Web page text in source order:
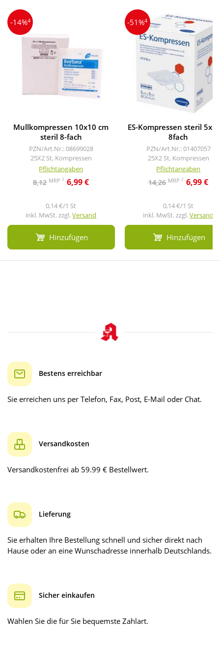
-14%4
Mullkompressen 10x10 cm
steril 8-fach
PZN/Art.Nr.: 08699028
25X2 St, Kompressen
Pflichtangaben
8,12 MRP2 6,99 €
0,14 €/1 St
inkl. MwSt. zzgl.Versand
Hinzufügen
-51%4
ES-Kompressen steril 5x5
8fach
PZN/Art.Nr.: 01407057
25X2 St, Kompressen
Pflichtangaben
14,26 MRP2 6,99 €
0,14 €/1 St
inkl. MwSt. zzgl.Versand
Hinzufügen
Bestens erreichbar
Sie erreichen uns per Telefon, Fax, Post, E-Mail oder Chat.
Versandkosten
Versandkostenfrei ab 59.99 € Bestellwert.
Lieferung
Sie erhalten Ihre Bestellung schnell und sicher direkt nach
Hause oder an eine Wunschadresse innerhalb Deutschlands.
Sicher einkaufen
Wählen Sie die für Sie bequemste Zahlart.